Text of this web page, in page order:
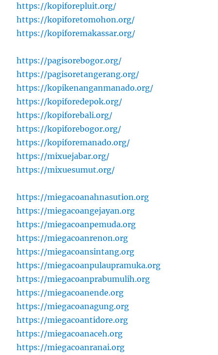
https://kopiforepluit.org/
https://kopiforetomohon.org/
https://kopiforemakassar.org/
https://pagisorebogor.org/
https://pagisoretangerang.org/
https://kopikenanganmanado.org/
https://kopiforedepok.org/
https://kopiforebali.org/
https://kopiforebogor.org/
https://kopiforemanado.org/
https://mixuejabar.org/
https://mixuesumut.org/
https://miegacoanahnasution.org
https://miegacoangejayan.org
https://miegacoanpemuda.org
https://miegacoanrenon.org
https://miegacoansintang.org
https://miegacoanpulaupramuka.org
https://miegacoanprabumulih.org
https://miegacoanende.org
https://miegacoanagung.org
https://miegacoantidore.org
https://miegacoanaceh.org
https://miegacoanranai.org